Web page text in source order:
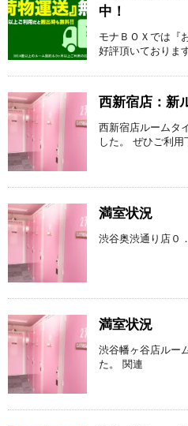
中！
モナＢＯＸでは『
好評頂いておりま
西新宿店：新
西新宿店ルームタ
した。 ぜひご利
満室状況
渋谷奥渋通り店０
満室状況
渋谷幡ヶ谷店ルー
た。 関連